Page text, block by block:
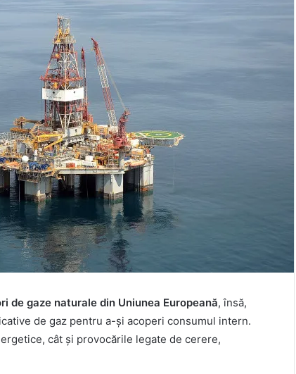
de gaze naturale din Uniunea Europeană, însă,
de gaz pentru a-și acoperi consumul intern.
cât și provocările legate de cerere,